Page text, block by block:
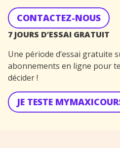
CONTACTEZ-NOUS
7 JOURS D’ESSAI GRATUIT
Une période d’essai gratuite
abonnements en ligne pour
décider !
JE TESTE